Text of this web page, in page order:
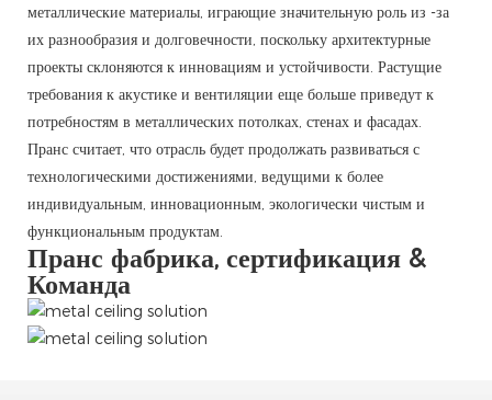
металлические материалы, играющие значительную роль из -за
их разнообразия и долговечности, поскольку архитектурные
проекты склоняются к инновациям и устойчивости. Растущие
требования к акустике и вентиляции еще больше приведут к
потребностям в металлических потолках, стенах и фасадах.
Пранс считает, что отрасль будет продолжать развиваться с
технологическими достижениями, ведущими к более
индивидуальным, инновационным, экологически чистым и
функциональным продуктам.
Пранс фабрика, сертификация &
Команда